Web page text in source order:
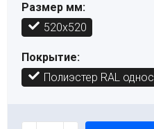
Размер мм:
520х520
Покрытие:
Полиэстер RAL